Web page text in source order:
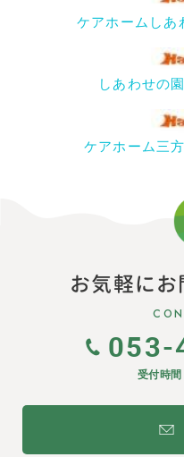
ケアホームし
しあわせの
ケアホーム三
お気軽に
053-
受付時